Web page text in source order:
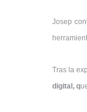
Josep
Tras la
digital, q